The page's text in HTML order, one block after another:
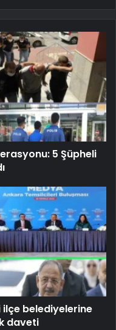
5 Şüpheli
belediyelerine
daveti